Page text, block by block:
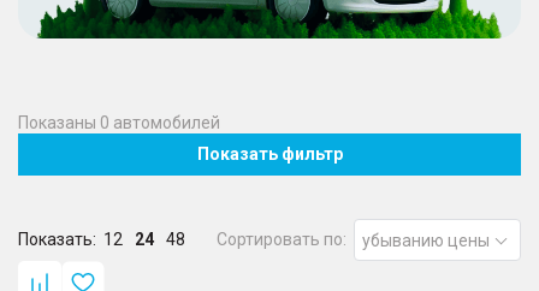
Показаны 0 автомобилей
Показать фильтр
Показать: 12 24 48 Сортировать по: убыванию цены